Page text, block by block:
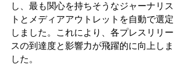
し、最も関心を持ちそうなジャーナリス
トとメディアアウトレットを自動で選定
しました。これにより、各プレスリリー
スの到達度と影響力が飛躍的に向上しま
した。